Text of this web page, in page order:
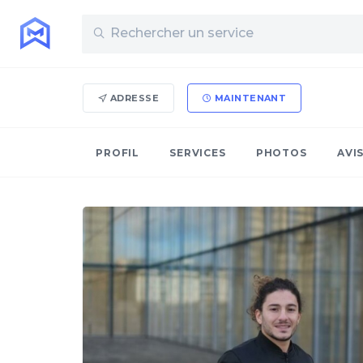
ADRESSE MAINTENANT
PROFIL SERVICES PHOTOS